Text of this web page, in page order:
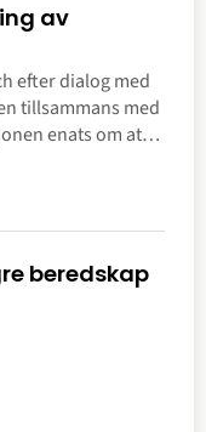
av
efter dialog med
tillsammans med
enats om att
beredskap